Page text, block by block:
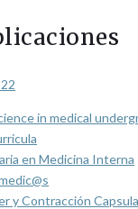
in medical
en Medicina Interna
y Contracción